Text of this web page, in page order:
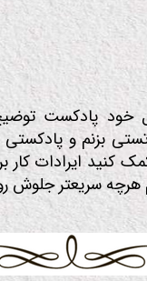
خود پادکست
بزنم و پادکستی
کنید ایرادات کار
هرچه سریعتر جلوش